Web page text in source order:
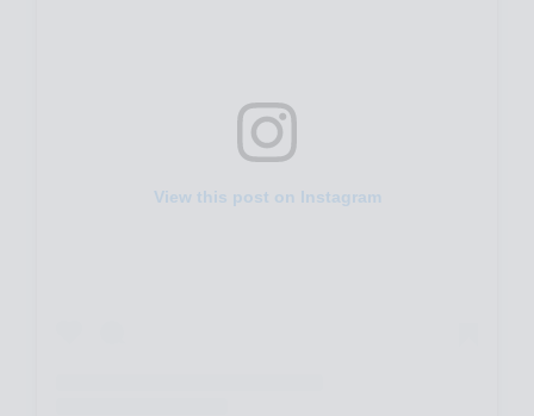
View this post on Instagram